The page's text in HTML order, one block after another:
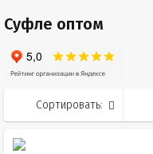
Суфле оптом
Сортировать: